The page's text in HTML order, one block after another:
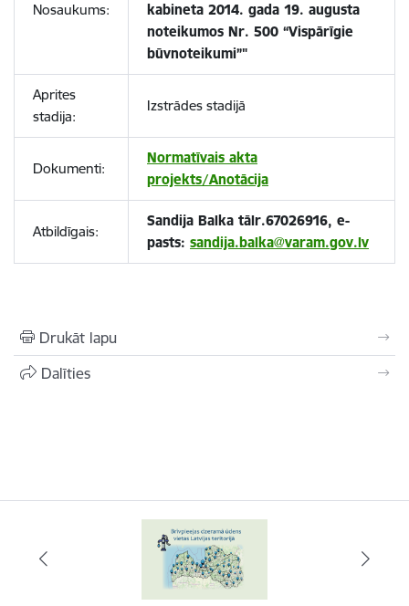
Nosaukums:
kabineta 2014. gada 19. augusta
noteikumos Nr. 500 “Vispārīgie
būvnoteikumi”"
Aprites
stadija:
Izstrādes stadijā
Dokumenti:
Normatīvais akta
projekts/Anotācija
Atbildīgais:
Sandija Balka tālr.67026916, e-
pasts: sandija.balka@varam.gov.lv
Drukāt lapu
Dalīties